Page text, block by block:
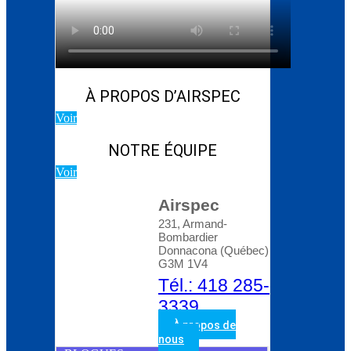
Blog d’Atlas Copco:
Comment choisir le bon
compresseur rotatif à
vis
À PROPOS D’AIRSPEC
Voir
NOTRE ÉQUIPE
Voir
Airspec
231, Armand-
Bombardier
Donnacona (Québec)
G3M 1V4
Tél.: 418 285-
3339
À propos de
nous